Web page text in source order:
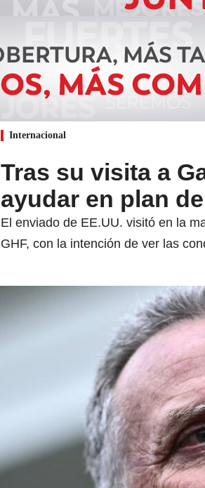
Internacional
Tras su visita a
ayudar en plan
El enviado de EE.UU. visitó en la
GHF, con la intención de ver las